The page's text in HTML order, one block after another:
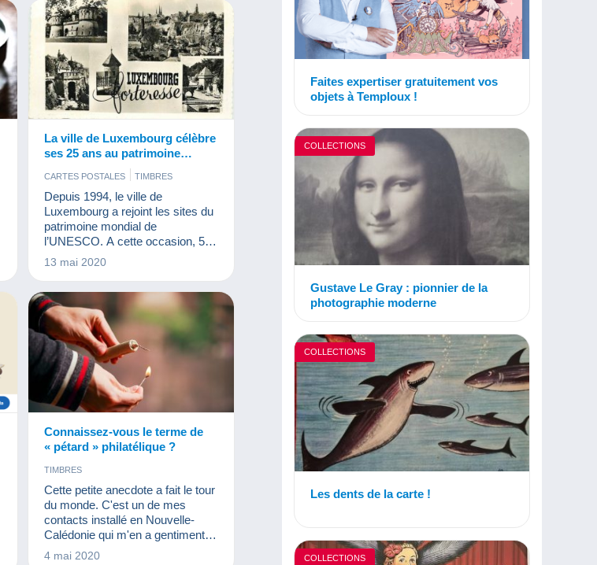
a rendu hommage. Elle est même
sur un des timbres modernes les
plus chers du monde.
La ville de Luxembourg célèbre
ses 25 ans au patrimoine
mondial de l’Unesco
CARTES POSTALES TIMBRES
Depuis 1994, le ville de
Luxembourg a rejoint les sites du
patrimoine mondial de
l’UNESCO. A cette occasion, 50
événements sont là pour marquer
anniversaire.
13 mai 2020
Connaissez-vous le terme de
« pétard » philatélique ?
TIMBRES
Cette petite anecdote a fait le tour
du monde. C'est un de mes
contacts installé en Nouvelle-
Calédonie qui m'en a gentiment
fait part.
4 mai 2020
Faites expertiser gratuitement vos
objets à Temploux !
COLLECTIONS
Gustave Le Gray : pionnier de la
photographie moderne
COLLECTIONS
Les dents de la carte !
COLLECTIONS